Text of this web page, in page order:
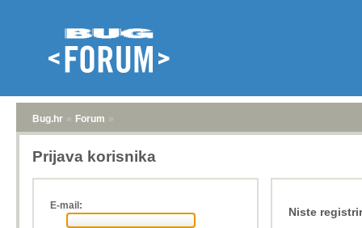
Bug.hr » Forum »
Prijava korisnika
E-mail: Niste